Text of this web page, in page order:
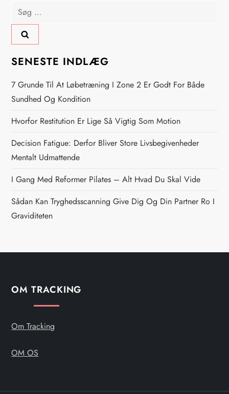
æ
g
s
n
a
v
i
g
a
i
o
Søg
efter:
SENESTE INDLÆG
7 Grunde Til At Løbetræning I Zone 2 Er Godt For Både
Sundhed Og Kondition
Hvorfor Restitution Er Lige Så Vigtig Som Motion
Decision Fatigue: Derfor Bliver Store Livsbegivenheder
Mentalt Udmattende
I Gang Med Reformer Pilates – Alt Hvad Du Skal Vide
Sådan Kan Tryghedsscanning Give Dig Og Din Partner Ro I
Graviditeten
OM TRACKING
Om Tracking
OM OS